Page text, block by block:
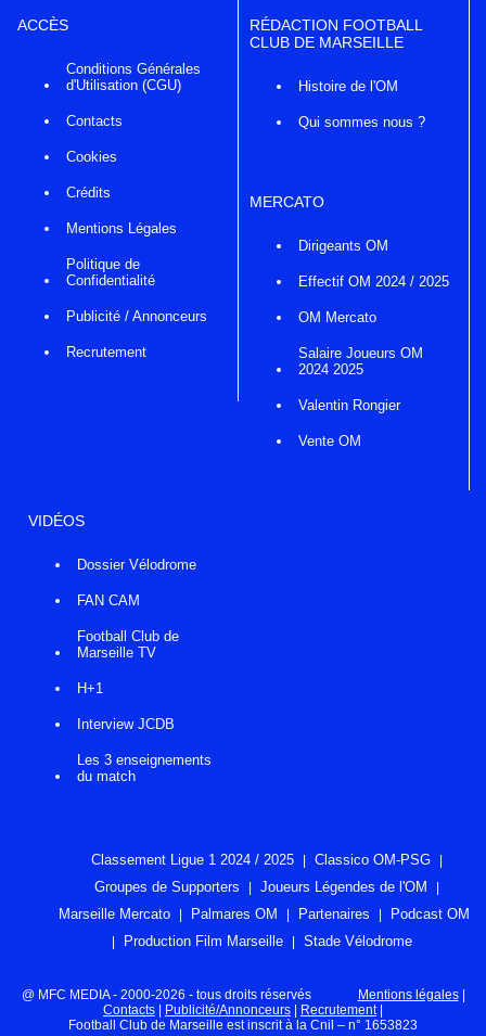
ACCÈS
Conditions Générales
d'Utilisation (CGU)
Contacts
Cookies
Crédits
Mentions Légales
Politique de
Confidentialité
Publicité / Annonceurs
Recrutement
RÉDACTION FOOTBALL
CLUB DE MARSEILLE
Histoire de l'OM
Qui sommes nous ?
MERCATO
Dirigeants OM
Effectif OM 2024 / 2025
OM Mercato
Salaire Joueurs OM
2024 2025
Valentin Rongier
Vente OM
VIDÉOS
Dossier Vélodrome
FAN CAM
Football Club de
Marseille TV
H+1
Interview JCDB
Les 3 enseignements
du match
Classement Ligue 1 2024 / 2025
Classico OM-PSG
Groupes de Supporters
Joueurs Légendes de l'OM
Marseille Mercato
Palmares OM Partenaires
Podcast OM
Production Film Marseille
Stade Vélodrome
@ MFC MEDIA - 2000-2026 - tous droits réservés Mentions légales|
Contacts
Publicité/Annonceurs Recrutement|
Football Club de Marseille est inscrit à la Cnil – n° 1653823